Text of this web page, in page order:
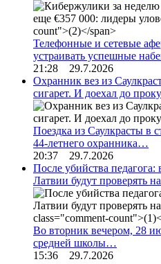
Телефонные и сетевые
устраивать успешные
21:28 29.7.2026
Охранник вез из
сигарет. И доехал до
Поездка из Саулкрасты в
44-летнего охранника…
20:37 29.7.2026
После убийства
Латвии будут проверять
Во вторник вечером, 28
средней школы…
15:36 29.7.2026